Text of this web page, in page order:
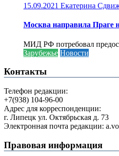
15.09.2021 Екатерина
Москва направила Праге
МИД РФ потребовал
Зарубежье Новости
Контакты
Телефон редакции:
+7(938) 104-96-00
Адрес для корреспонденции:
г. Липецк ул. Октябрьская д. 73
Электронная почта редакции:
Правовая информация